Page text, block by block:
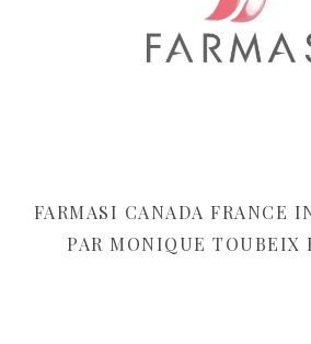
FARMASI CANADA FRANCE
PAR MONIQUE TOUBEIX